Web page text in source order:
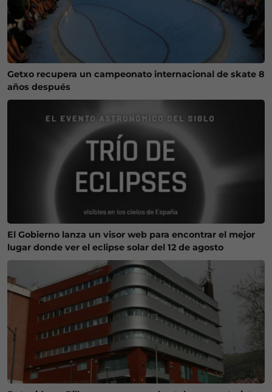
Getxo recupera un campeonato internacional de skate 8
años después
El Gobierno lanza un visor web para encontrar el mejor
lugar donde ver el eclipse solar del 12 de agosto